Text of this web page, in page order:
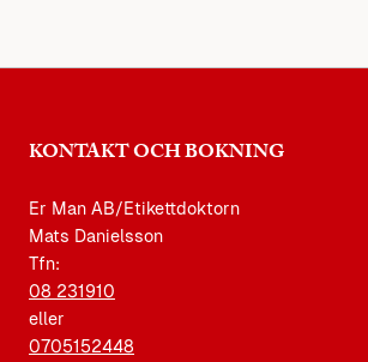
KONTAKT OCH BOKNING
Er Man AB/Etikettdoktorn
Mats Danielsson
Tfn:
08 231910
eller
0705152448